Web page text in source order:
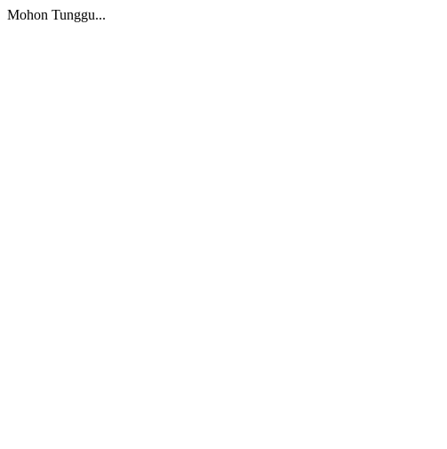
Mohon Tunggu...